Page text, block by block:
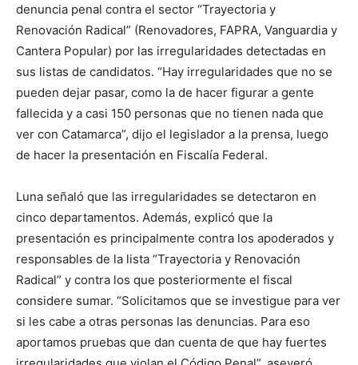
denuncia penal contra el sector “Trayectoria y
Renovación Radical” (Renovadores, FAPRA, Vanguardia y
Cantera Popular) por las irregularidades detectadas en
sus listas de candidatos. “Hay irregularidades que no se
pueden dejar pasar, como la de hacer figurar a gente
fallecida y a casi 150 personas que no tienen nada que
ver con Catamarca”, dijo el legislador a la prensa, luego
de hacer la presentación en Fiscalía Federal.
Luna señaló que las irregularidades se detectaron en
cinco departamentos. Además, explicó que la
presentación es principalmente contra los apoderados y
responsables de la lista “Trayectoria y Renovación
Radical” y contra los que posteriormente el fiscal
considere sumar. “Solicitamos que se investigue para ver
si les cabe a otras personas las denuncias. Para eso
aportamos pruebas que dan cuenta de que hay fuertes